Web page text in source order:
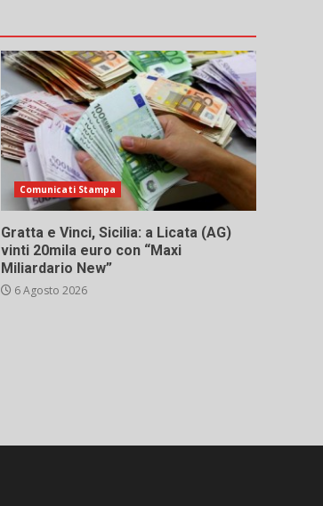
Comunicati Stampa
Gratta e Vinci, Sicilia: a Licata (AG)
vinti 20mila euro con “Maxi
Miliardario New”
6 Agosto 2026